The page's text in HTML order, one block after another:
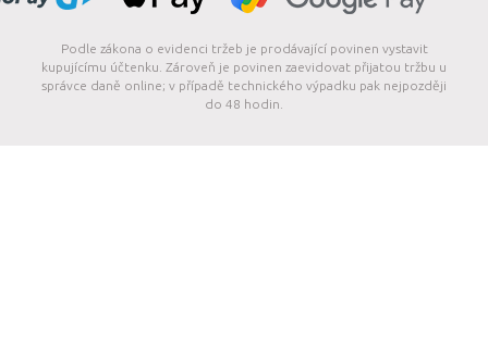
Podle zákona o evidenci tržeb je prodávající povinen vystavit
kupujícímu účtenku. Zároveň je povinen zaevidovat přijatou tržbu u
správce daně online; v případě technického výpadku pak nejpozději
do 48 hodin.